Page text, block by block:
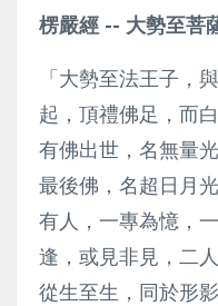
楞嚴經 -- 大勢至菩
「大勢至法王子，
起，頂禮佛足，而
有佛出世，名無量
最後佛，名超日月
有人，一專為憶，
逢，或見非見，二
從生至生，同於形